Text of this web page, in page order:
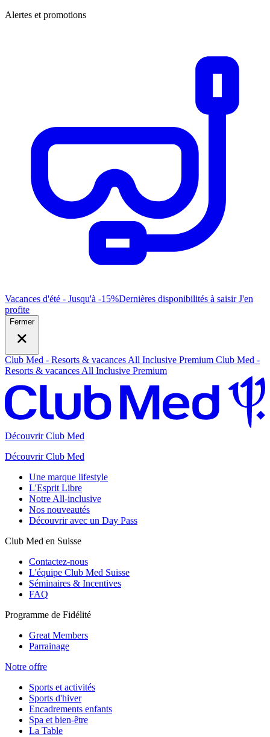
Alertes et promotions
Vacances d'été - Jusqu'à -15%Dernières disponibilités à saisirJ'en
profite
Fermer
Club Med - Resorts & vacances All Inclusive Premium Club Med -
Resorts & vacances All Inclusive Premium
Découvrir Club Med
Découvrir Club Med
Une marque lifestyle
L'Esprit Libre
Notre All-inclusive
Nos nouveautés
Découvrir avec un Day Pass
Club Med en Suisse
Contactez-nous
L'équipe Club Med Suisse
Séminaires & Incentives
FAQ
Programme de Fidélité
Great Members
Parrainage
Notre offre
Sports et activités
Sports d'hiver
Encadrements enfants
Spa et bien-être
La Table